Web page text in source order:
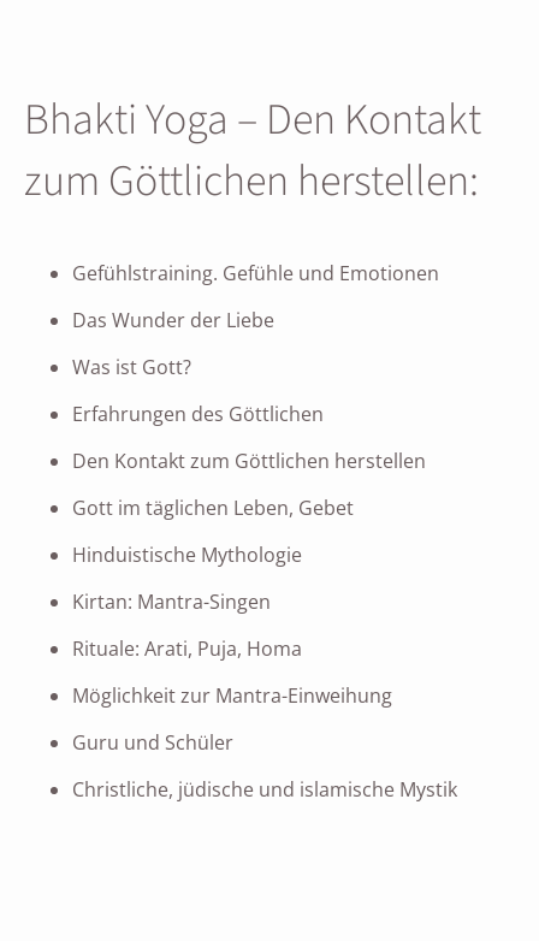
Bhakti Yoga – Den Kontakt
zum Göttlichen herstellen:
Gefühlstraining. Gefühle und Emotionen
Das Wunder der Liebe
Was ist Gott?
Erfahrungen des Göttlichen
Den Kontakt zum Göttlichen herstellen
Gott im täglichen Leben, Gebet
Hinduistische Mythologie
Kirtan: Mantra-Singen
Rituale: Arati, Puja, Homa
Möglichkeit zur Mantra-Einweihung
Guru und Schüler
Christliche, jüdische und islamische Mystik